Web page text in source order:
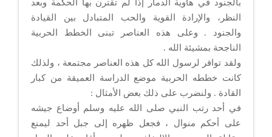
بالجنود في هاوية الدمار إذا لم تقترن بها الحكمة وبعد
النظر، والإرادة القوية والحب المتبادل بين القيادة
والجنود . وعلى هذه العناصر تبنى الخطط الحربية
الناجحة بمشيئة الله .
ولقد توافر لرسول الله كل هذه العناصر مجتمعة ، ولذلك
كانت خططه الحربية موضع الدراسة العميقة من كبار
القادة . ولنضرب على ذلك بعض الأمثال :
في أحد رتب النبي صلى الله عليه وسلم أوضاع جيشه
على أحكم منوال ، فجعل ظهره إلى جبل أحد ليمنع